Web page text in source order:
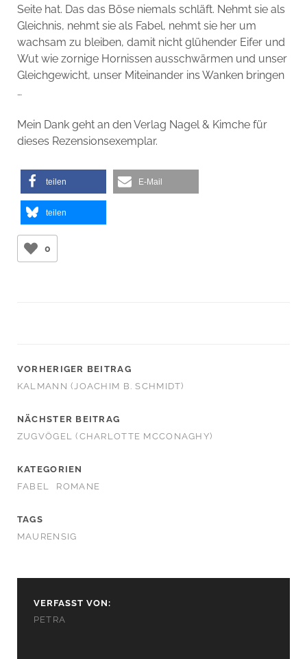
Seite hat. Das das Böse niemals schläft. Nehmt sie als
Gleichnis, nehmt sie als Fabel, nehmt sie her um
wachsam zu bleiben, damit nicht glühender Eifer und
Wut wie zornige Hornissen ausschwärmen und unser
Gleichgewicht, unser Miteinander ins Wanken bringen
…
Mein Dank geht an den Verlag Nagel & Kimche für
dieses Rezensionsexemplar.
teilen E-Mail
teilen
0
VORHERIGER BEITRAG
KALMANN (JOACHIM B. SCHMIDT)
NÄCHSTER BEITRAG
ZUGVÖGEL (CHARLOTTE MCCONAGHY)
KATEGORIEN
FABEL
ROMANE
TAGS
MAURENSIG
VERFASST VON:
PETRA